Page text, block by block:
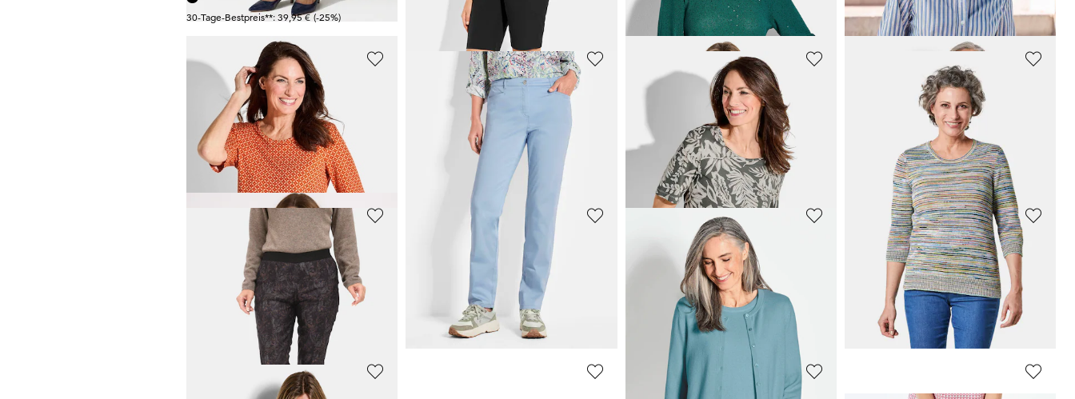
30-Tage-Bestpreis**: 39,95 € (-25%) 30-Tage-Bestpreis**: 49,95 € (-20%) 30-Tage-Bestpreis**: 19,95 € (-25%)
GOLDNER
Jersey-Shirt im Minimalprint
14,95 €59,95 €
30-Tage-Bestpreis**: 19,95 € (-25%)
GOLDNER
39,95 €
+ 5
30-Tage-Bestpreis**: 39,95 €
BARBARA LEBEK
Jersey-Blazer mit Reißverschluss
47,98 € 119,95 €
30-Tage-Bestpreis**: 65,98 € (-27%) 30-Tage-Bestpreis**: 49,95 € (-20%)
FRANK WALDER
Blusenshirt mit Blockstreifen
79,99 €
30-Tage-Bestpreis**: 52,00 € (-30%)
LINEA PRIMERO - LPO
44,95 €
BETTY BARCLAY
Strickpullover mit Paisley-Print
99,99 €
30-Tage-Bestpreis**: 69,99 €
GOLDNER
Shirt mit dezentem Jacquard
29,95 €69,95 €
30-Tage-Bestpreis**: 39,95 € (-25%)